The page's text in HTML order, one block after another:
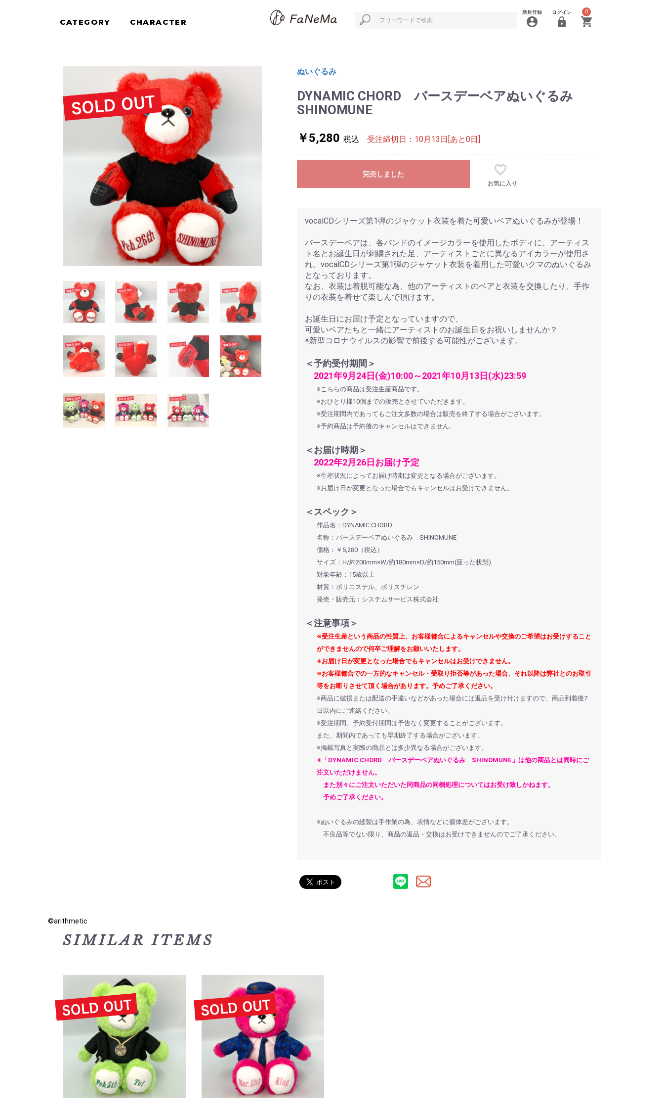
CATEGORY CHARACTER
新規登録 ログイン 0
ぬいぐるみ
DYNAMIC CHORD バースデーベアぬいぐるみ
SHINOMUNE
￥5,280 税込 受注締切日：10月13日[あと0日]
完売しました
お気に入り
カートへ進む
vocalCDシリーズ第1弾のジャケット衣装を着た可愛いベアぬいぐるみが登場！
バースデーベアは、各バンドのイメージカラーを使用したボディに、アーティス
ト名とお誕生日が刺繍された足、アーティストごとに異なるアイカラーが使用さ
れ、vocalCDシリーズ第1弾のジャケット衣装を着用した可愛いクマのぬいぐるみ
となっております。
なお、衣装は着脱可能な為、他のアーティストのベアと衣装を交換したり、手作
りの衣装を着せて楽しんで頂けます。
お誕生日にお届け予定となっていますので、
可愛いベアたちと一緒にアーティストのお誕生日をお祝いしませんか？
※新型コロナウイルスの影響で前後する可能性がございます。
＜予約受付期間＞
2021年9月24日(金)10:00～2021年10月13日(水)23:59
※こちらの商品は受注生産商品です。
※おひとり様10個までの販売とさせていただきます。
※受注期間内であってもご注文多数の場合は販売を終了する場合がございます。
※予約商品は予約後のキャンセルはできません。
＜お届け時期＞
2022年2月26日お届け予定
※生産状況によってお届け時期は変更となる場合がございます。
※お届け日が変更となった場合でもキャンセルはお受けできません。
＜スペック＞
作品名：DYNAMIC CHORD
名称：バースデーベアぬいぐるみ SHINOMUNE
価格：￥5,280（税込）
サイズ：H/約200mm×W/約180mm×D/約150mm(座った状態)
対象年齢：15歳以上
材質：ポリエステル、ポリスチレン
発売・販売元：システムサービス株式会社
＜注意事項＞
※受注生産という商品の性質上、お客様都合によるキャンセルや交換のご希望はお受けすること
ができませんので何卒ご理解をお願いいたします。
※お届け日が変更となった場合でもキャンセルはお受けできません。
※お客様都合での一方的なキャンセル・受取り拒否等があった場合、それ以降は弊社とのお取引
等をお断りさせて頂く場合があります。予めご了承ください。
※商品に破損または配送の手違いなどがあった場合には返品を受け付けますので、商品到着後7
日以内にご連絡ください。
※受注期間、予約受付期間は予告なく変更することがございます。
また、期間内であっても早期終了する場合がございます。
※掲載写真と実際の商品とは多少異なる場合がございます。
※「DYNAMIC CHORD バースデーベアぬいぐるみ SHINOMUNE」は他の商品とは同時にご
注文いただけません。
また別々にご注文いただいた同商品の同梱処理についてはお受け致しかねます。
予めご了承ください。
※ぬいぐるみの縫製は手作業の為、表情などに個体差がございます。
不良品等でない限り、商品の返品・交換はお受けできませんのでご了承ください。
©arithmetic
SIMILAR ITEMS